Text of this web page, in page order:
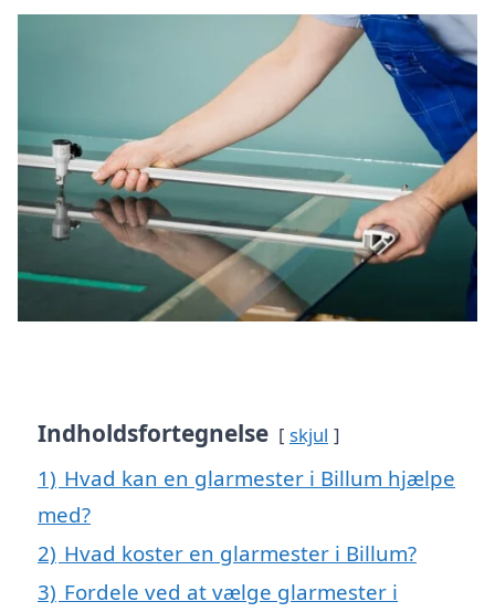
Indholdsfortegnelse skjul
1) Hvad kan en glarmester i Billum hjælpe
med?
2) Hvad koster en glarmester i Billum?
3) Fordele ved at vælge glarmester i